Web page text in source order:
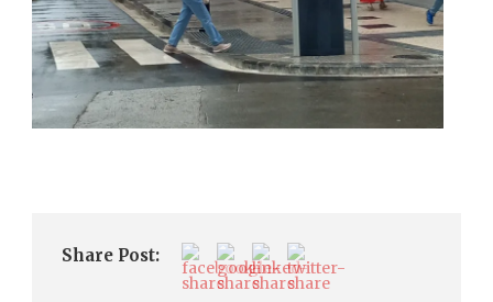
Share Post: